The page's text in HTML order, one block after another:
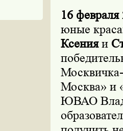
16 февраля
юные
Ксенияи
Москва» и
ЮВАО